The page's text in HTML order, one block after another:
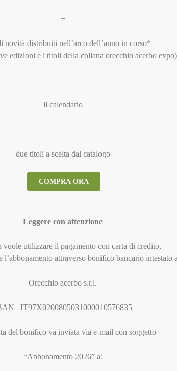
+
novità distribuiti nell’arco dell’anno in corso*
edizioni e i titoli della collana orecchio acerbo expo)
+
il calendario
+
due titoli a scelta dal catalogo
COMPRA ORA
Leggere con attenzione
vuole utilizzare il pagamento con carta di credito,
l’abbonamento attraverso bonifico bancario intestato
Orecchio acerbo s.r.l.
IT97X0200805031000010576835
del bonifico va inviata via e-mail con soggetto
“Abbonamento 2026” a: